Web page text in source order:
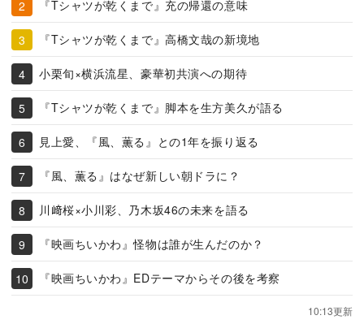
『Tシャツが乾くまで』充の帰還の意味
『Tシャツが乾くまで』高橋文哉の新境地
小栗旬×横浜流星、豪華初共演への期待
『Tシャツが乾くまで』脚本を生方美久が語る
見上愛、『風、薫る』との1年を振り返る
『風、薫る』はなぜ新しい朝ドラに？
川﨑桜×小川彩、乃木坂46の未来を語る
『映画ちいかわ』怪物は誰が生んだのか？
『映画ちいかわ』EDテーマからその後を考察
10:13更新